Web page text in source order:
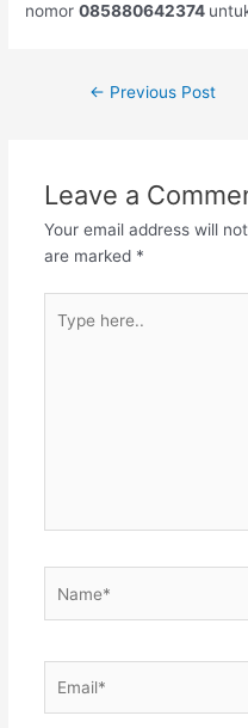
nomor085880642374
← Previous Post
Leave a
Your email address will
are marked *
here..